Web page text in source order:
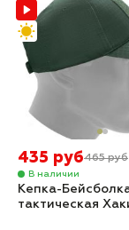
435 руб465 руб
В наличии
Кепка-
тактическая